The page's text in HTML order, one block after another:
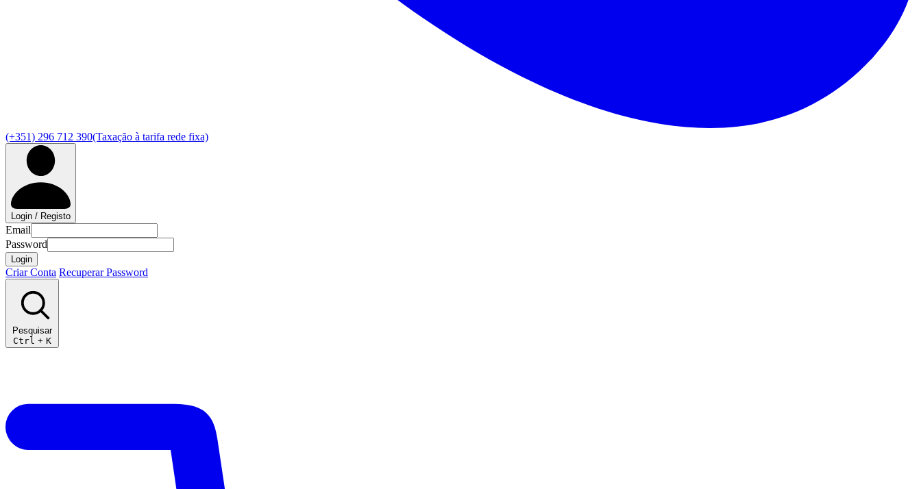
(+351) 296 712 390(Taxação à tarifa rede fixa)
Login / Registo
Email
Password
Login
Criar Conta Recuperar Password
Pesquisar
Ctrl + K